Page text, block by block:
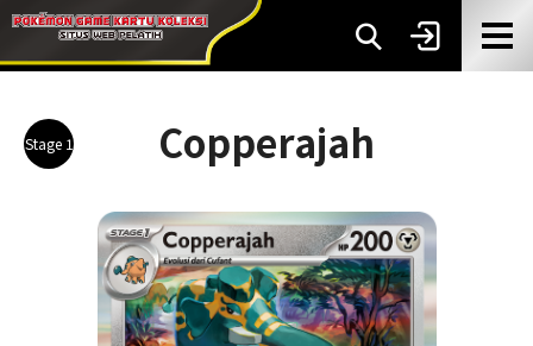
Stage 1 Copperajah